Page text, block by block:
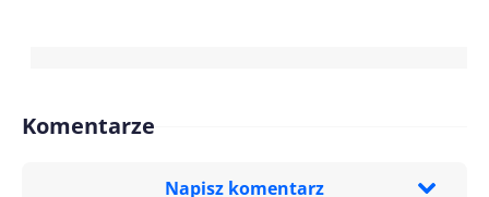
Komentarze
Napisz komentarz